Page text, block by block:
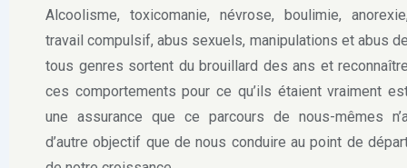
Alcoolisme, toxicomanie, névrose, boulimie,
travail compulsif, abus sexuels, manipulations et abus
tous genres sortent du brouillard des ans et
ces comportements pour ce qu’ils étaient vraiment
une assurance que ce parcours de nous-mêmes
d’autre objectif que de nous conduire au point de